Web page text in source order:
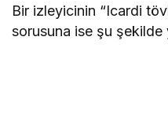
Bir izleyicinin “Icardi
sorusuna ise şu şekilde